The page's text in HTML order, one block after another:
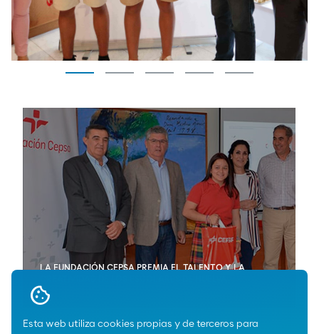
Esta web utiliza cookies propias y de terceros para
LA FUNDACIÓN CEPSA PREMIA EL TALENTO Y LA